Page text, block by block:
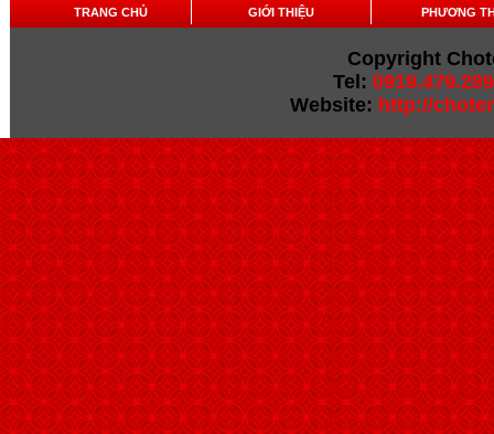
TRANG CHỦ GIỚI THIỆU PHƯƠNG
Copyright
Tel: 0919.479.289
Website: http://